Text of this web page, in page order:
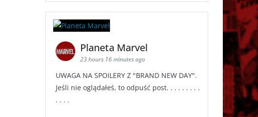
Planeta Marvel
23 hours 16 minutes ago
UWAGA NA SPOILERY Z "BRAND NEW DAY".
Jeśli nie oglądałeś, to odpuść post. . . . . . . . .
. . . .